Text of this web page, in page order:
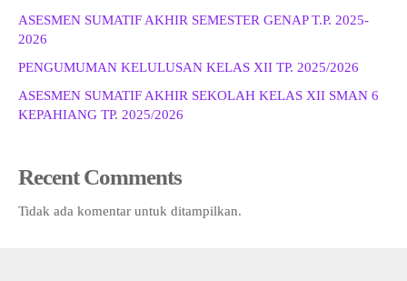
ASESMEN SUMATIF AKHIR SEMESTER GENAP T.P. 2025-
2026
PENGUMUMAN KELULUSAN KELAS XII TP. 2025/2026
ASESMEN SUMATIF AKHIR SEKOLAH KELAS XII SMAN 6
KEPAHIANG TP. 2025/2026
Recent Comments
Tidak ada komentar untuk ditampilkan.